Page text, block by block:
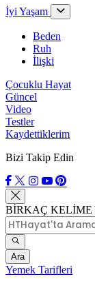
İyi Yaşam
Beden
Ruh
İlişki
Çocuklu Hayat
Güncel
Video
Testler
Kaydettiklerim
Bizi Takip Edin
BİRKAÇ KELİME
Ara
Yemek Tarifleri